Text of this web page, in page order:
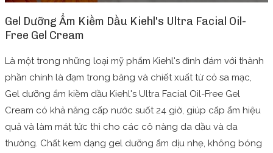
Gel Dưỡng Ẩm Kiềm Dầu Kiehl's Ultra Facial Oil-
Free Gel Cream
Là một trong những loại mỹ phẩm Kiehl's đình đám với thành
phần chính là đạm trong băng và chiết xuất từ cỏ sa mạc,
Gel dưỡng ẩm kiềm dầu Kiehl's Ultra Facial Oil-Free Gel
Cream có khả năng cấp nước suốt 24 giờ, giúp cấp ẩm hiệu
quả và làm mát tức thì cho các cô nàng da dầu và da
thường. Chất kem dạng gel dưỡng ẩm dịu nhẹ, không bóng